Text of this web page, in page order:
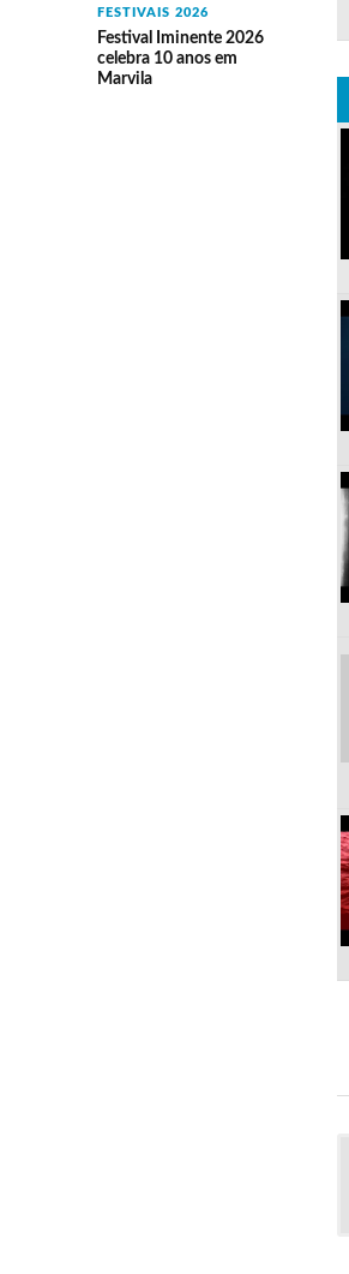
FESTIVAIS 2026
Festival Iminente 2026
celebra 10 anos em
Marvila